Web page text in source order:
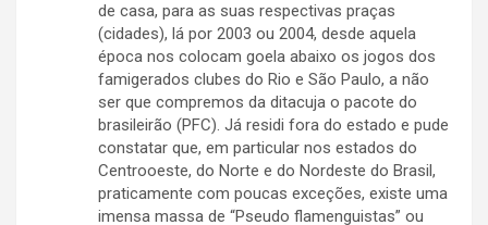
de casa, para as suas respectivas praças
(cidades), lá por 2003 ou 2004, desde aquela
época nos colocam goela abaixo os jogos dos
famigerados clubes do Rio e São Paulo, a não
ser que compremos da ditacuja o pacote do
brasileirão (PFC). Já residi fora do estado e pude
constatar que, em particular nos estados do
Centrooeste, do Norte e do Nordeste do Brasil,
praticamente com poucas exceções, existe uma
imensa massa de “Pseudo flamenguistas” ou